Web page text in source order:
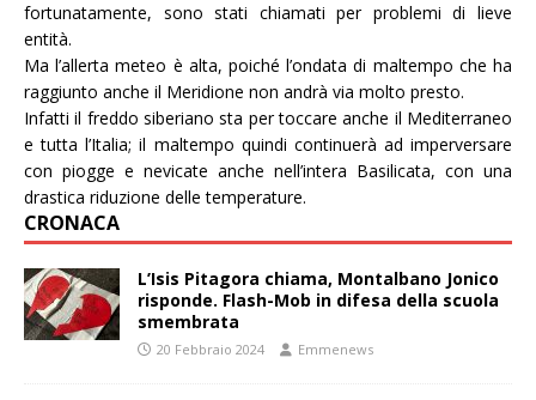
fortunatamente, sono stati chiamati per problemi di lieve
entità.
Ma l’allerta meteo è alta, poiché l’ondata di maltempo che ha
raggiunto anche il Meridione non andrà via molto presto.
Infatti il freddo siberiano sta per toccare anche il Mediterraneo
e tutta l’Italia; il maltempo quindi continuerà ad imperversare
con piogge e nevicate anche nell’intera Basilicata, con una
drastica riduzione delle temperature.
CRONACA
L’Isis Pitagora chiama, Montalbano Jonico
risponde. Flash-Mob in difesa della scuola
smembrata
20 Febbraio 2024 Emmenews